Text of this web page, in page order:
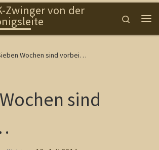
Zwinger von der
Search
Wochen sind vorbei…
sind